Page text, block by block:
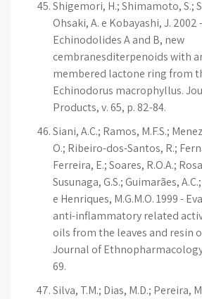
Shigemori, H.; Shimamoto, S.;
Ohsaki, A. e Kobayashi, J. 2002 -
Echinodolides A and B, new
cembranesditerpenoids with
membered lactone ring from
Echinodorus macrophyllus.
Products, v. 65, p. 82-84.
Siani, A.C.; Ramos, M.F.S.;
O.; Ribeiro-dos-Santos, R.;
Ferreira, E.; Soares, R.O.A.;
Susunaga, G.S.; Guimarães,
e Henriques, M.G.M.O. 1999 -
anti-inflammatory related
oils from the leaves and resin
Journal of
69.
Silva, T.M.; Dias, M.D.; Pereira,